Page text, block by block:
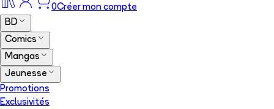
0Créer mon compte
BD
Comics
Mangas
Jeunesse
Promotions
Exclusivités